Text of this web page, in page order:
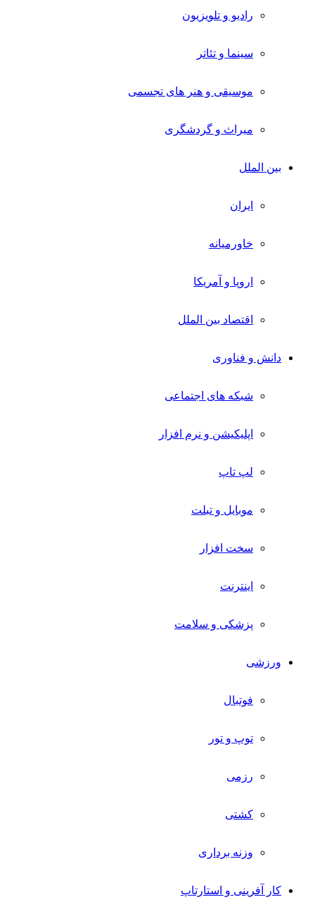
رادیو و تلویزیون
سینما و تئاتر
موسیقی و هنر های تجسمی
میراث و گردشگری
بین الملل
ایران
خاورمیانه
اروپا و آمریکا
اقتصاد بین الملل
دانش و فناوری
شبکه های اجتماعی
اپلیکیشن و نرم افزار
لپ تاپ
موبایل و تبلت
سخت افزار
اینترنت
پزشکی و سلامت
ورزشی
فوتبال
توپ و تور
رزمی
کشتی
وزنه برداری
کار آفرینی و استارتاپ